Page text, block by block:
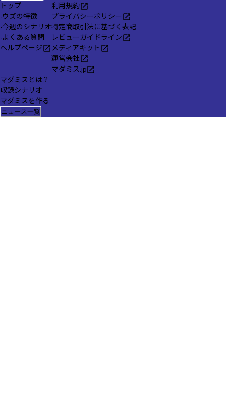
トップ
-ウズの特徴
-今週のシナリオ
-よくある質問
ヘルプページ
利用規約
プライバシーポリシー
特定商取引法に基づく表記
レビューガイドライン
メディアキット
運営会社
マダミス.jp
マダミスとは？
収録シナリオ
マダミスを作る
ニュース一覧